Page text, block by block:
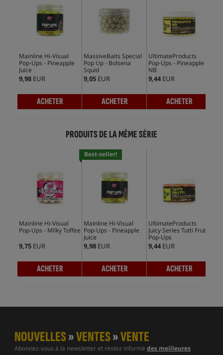
Mainline Hi-Visual
Pop-Ups - Pineapple
Juice
9,98 EUR
ACHETER
MassiveBaits Special
Pop Up - Bolsena
Squid
9,05 EUR
ACHETER
UltimateProducts
Pop-Ups - Pineapple
NB
9,44 EUR
ACHETER
PRODUITS DE LA MÊME SÉRIE
Mainline Hi-Visual
Pop-Ups - Milky Toffee
9,75 EUR
ACHETER
Best-seller!
Mainline Hi-Visual
Pop-Ups - Pineapple
Juice
9,98 EUR
ACHETER
UltimateProducts
Juicy Series Tutti Frutti
Pop-Ups
9,44 EUR
ACHETER
NOUVELLES»VENTES»VENTE
Abonnez-vous à la newsletter et restez informé des meilleures